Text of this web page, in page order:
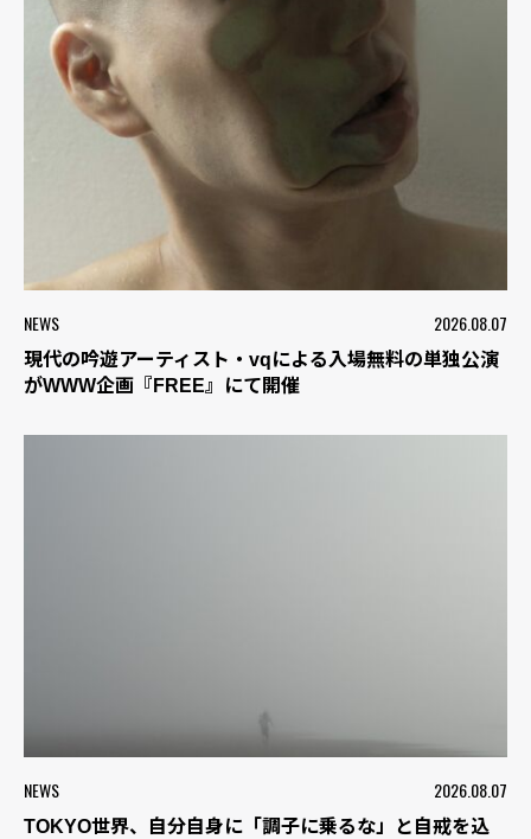
NEWS 2026.08.07
現代の吟遊アーティスト・vqによる入場無料の単独公演
がWWW企画『FREE』にて開催
NEWS 2026.08.07
TOKYO世界、自分自身に「調子に乗るな」と自戒を込